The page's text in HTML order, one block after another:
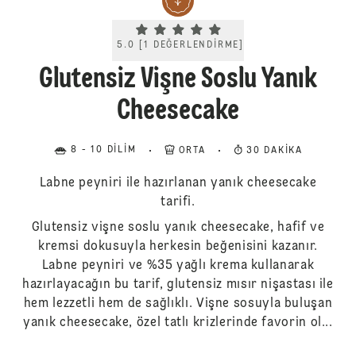
Current rating 5.0. Click to rate.
5.0 [1 DEĞERLENDIRME
Glutensiz Vişne Soslu Yanık
Cheesecake
8 - 10 DILIM ORTA 30 DAKIKA
Labne peyniri ile hazırlanan yanık cheesecake
tarifi.
Glutensiz vişne soslu yanık cheesecake, hafif ve
kremsi dokusuyla herkesin beğenisini kazanır.
Labne peyniri ve %35 yağlı krema kullanarak
hazırlayacağın bu tarif, glutensiz mısır nişastası ile
hem lezzetli hem de sağlıklı. Vişne sosuyla buluşan
yanık cheesecake, özel tatlı krizlerinde favorin ol...